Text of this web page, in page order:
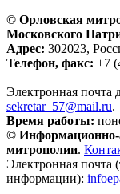
© Орловская
Московского
Адрес: 302023,
Телефон, факс: +7
Электронная почта
sekretar_57@mail.ru.
Время работы:
© Информационно-
митрополии.
Электронная почта
информации):